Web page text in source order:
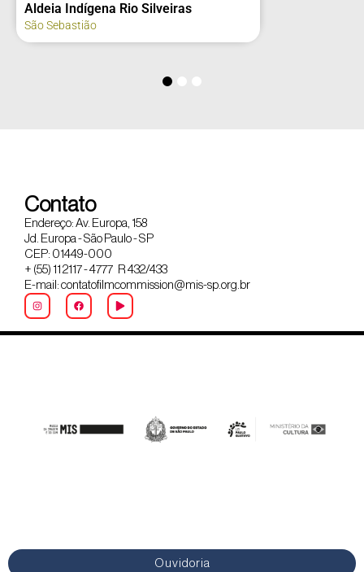
2º Grupo de Artilharia de Campanha –
Regimento Deodoro (fachada)
Itu
Contato
Endereço: Av. Europa, 158
Jd. Europa - São Paulo - SP
CEP: 01449-000
+ (55) 11 2117 - 4777 R 432/433
E-mail: contatofilmcommission@mis-sp.org.br
Ouvidoria